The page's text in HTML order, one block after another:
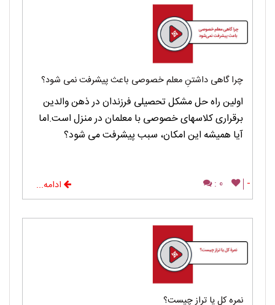
چرا گاهی داشتنِ معلم خصوصی باعث پیشرفت نمی شود؟
اولین راه حل مشکل تحصیلی فرزندان در ذهن والدین
برقراری کلاسهای خصوصی با معلمان در منزل است.اما
آیا همیشه این امکان، سبب پیشرفت می شود؟
-
0 : ادامه...
نمره کل یا تراز چیست؟